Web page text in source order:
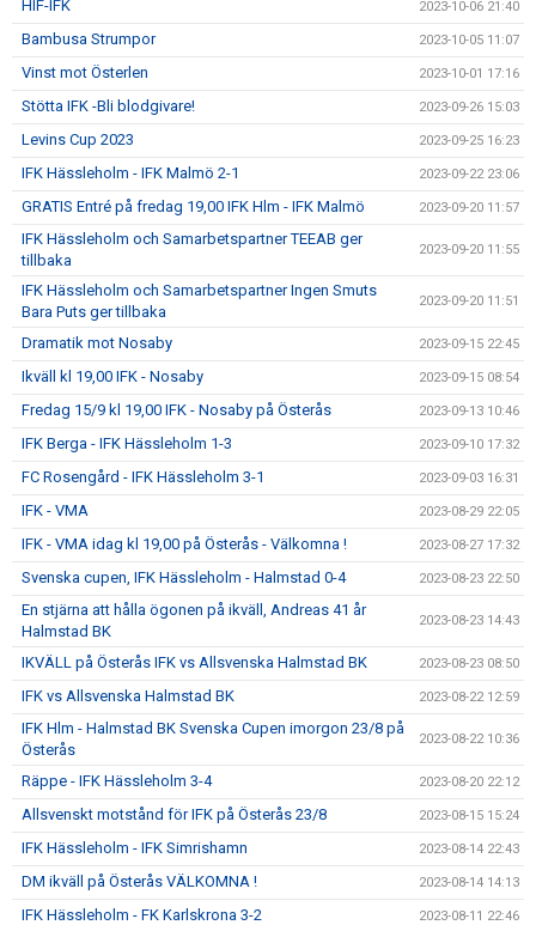
HIF-IFK 2023-10-06 21:40
Bambusa Strumpor 2023-10-05 11:07
Vinst mot Österlen 2023-10-01 17:16
Stötta IFK -Bli blodgivare! 2023-09-26 15:03
Levins Cup 2023 2023-09-25 16:23
IFK Hässleholm - IFK Malmö 2-1 2023-09-22 23:06
GRATIS Entré på fredag 19,00 IFK Hlm - IFK Malmö 2023-09-20 11:57
IFK Hässleholm och Samarbetspartner TEEAB ger
tillbaka
2023-09-20 11:55
IFK Hässleholm och Samarbetspartner Ingen Smuts
Bara Puts ger tillbaka
2023-09-20 11:51
Dramatik mot Nosaby 2023-09-15 22:45
Ikväll kl 19,00 IFK - Nosaby 2023-09-15 08:54
Fredag 15/9 kl 19,00 IFK - Nosaby på Österås 2023-09-13 10:46
IFK Berga - IFK Hässleholm 1-3 2023-09-10 17:32
FC Rosengård - IFK Hässleholm 3-1 2023-09-03 16:31
IFK - VMA 2023-08-29 22:05
IFK - VMA idag kl 19,00 på Österås - Välkomna ! 2023-08-27 17:32
Svenska cupen, IFK Hässleholm - Halmstad 0-4 2023-08-23 22:50
En stjärna att hålla ögonen på ikväll, Andreas 41 år
Halmstad BK
2023-08-23 14:43
IKVÄLL på Österås IFK vs Allsvenska Halmstad BK 2023-08-23 08:50
IFK vs Allsvenska Halmstad BK 2023-08-22 12:59
IFK Hlm - Halmstad BK Svenska Cupen imorgon 23/8 på
Österås
2023-08-22 10:36
Räppe - IFK Hässleholm 3-4 2023-08-20 22:12
Allsvenskt motstånd för IFK på Österås 23/8 2023-08-15 15:24
IFK Hässleholm - IFK Simrishamn 2023-08-14 22:43
DM ikväll på Österås VÄLKOMNA ! 2023-08-14 14:13
IFK Hässleholm - FK Karlskrona 3-2 2023-08-11 22:46